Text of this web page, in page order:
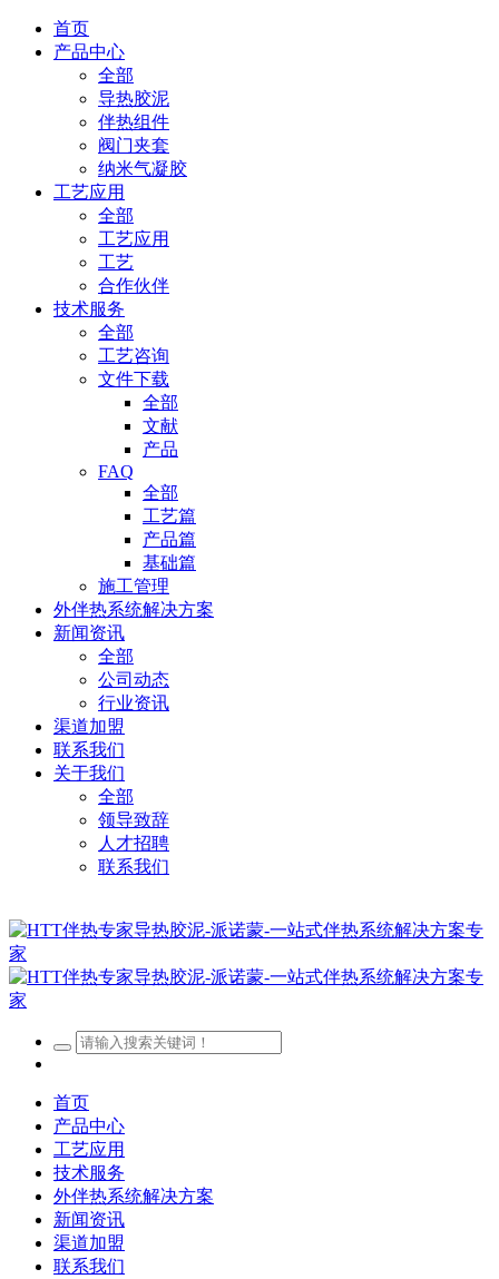
首页
产品中心
全部
导热胶泥
伴热组件
阀门夹套
纳米气凝胶
工艺应用
全部
工艺应用
工艺
合作伙伴
技术服务
全部
工艺咨询
文件下载
全部
文献
产品
FAQ
全部
工艺篇
产品篇
基础篇
施工管理
外伴热系统解决方案
新闻资讯
全部
公司动态
行业资讯
渠道加盟
联系我们
关于我们
全部
领导致辞
人才招聘
联系我们
首页
产品中心
工艺应用
技术服务
外伴热系统解决方案
新闻资讯
渠道加盟
联系我们